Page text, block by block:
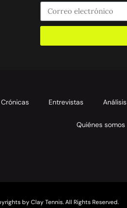
Crónicas Entrevistas Análisis
Quiénes somos
by Clay Tennis. All Rights Reserved.